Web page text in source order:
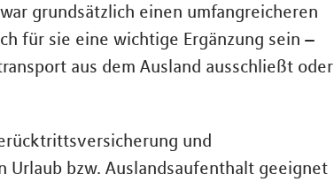
grundsätzlich einen umfangreicheren
für sie eine wichtige Ergänzung sein –
aus dem Ausland ausschließt oder
und
Urlaub bzw. Auslandsaufenthalt geeignet